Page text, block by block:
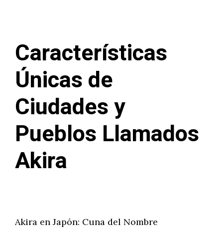
Características
Únicas de
Ciudades y
Pueblos Llamados
Akira
Akira en Japón: Cuna del Nombre